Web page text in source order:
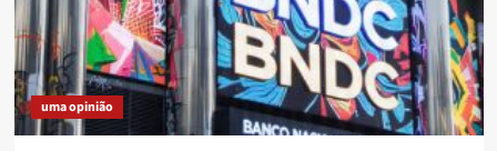
uma opinião